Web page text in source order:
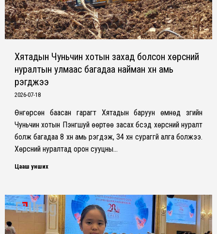
Хятадын Чуньчин хотын захад болсон хөрсний
нуралтын улмаас багадаа найман хүн амь
үрэгджээ
2026-07-18
Өнгөрсөн баасан гарагт Хятадын баруун өмнөд зүгийн
Чуньчин хотын Пэнгшуй өөртөө засах бүсэд хөрсний нуралт
болж багадаа 8 хүн амь үрэгдэж, 34 хүн сураггүй алга болжээ.
Хөрсний нуралтад орон сууцны…
Цааш унших